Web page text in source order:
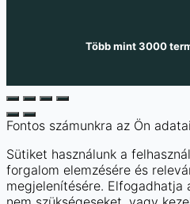
Több mint 3000
Fontos számunkra az Ön
Sütiket használunk a
forgalom elemzésére és
megjelenítésére. Elfogadhatja